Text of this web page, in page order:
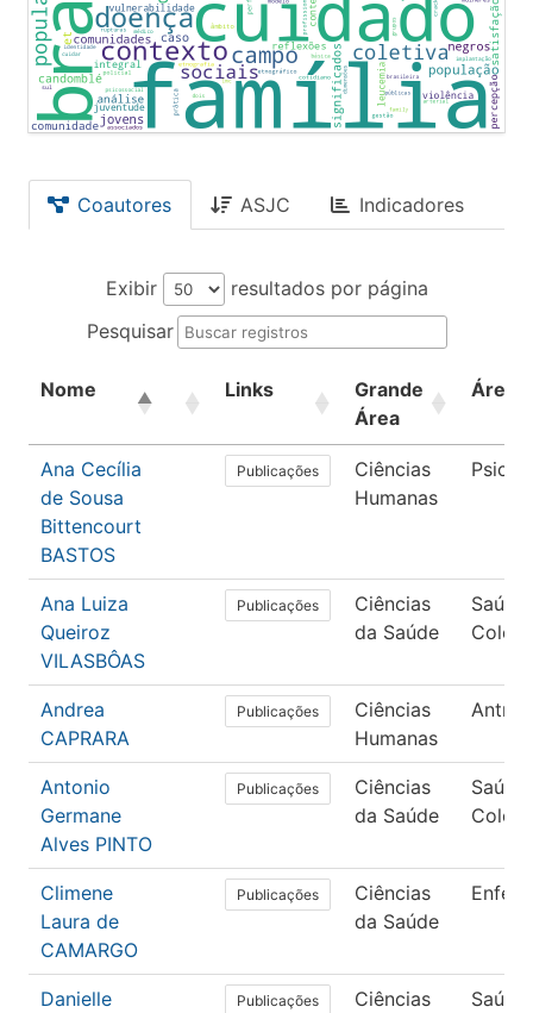
Coautores ASJC Indicadores
Exibir
resultados por página
Pesquisar
Nome Links
Grande
Área
Área
Ana Cecília
de Sousa
Bittencourt
BASTOS
Publicações
Ciências
Humanas
Ana Luiza
Queiroz
VILASBÔAS
Publicações
Ciências
da Saúde
Saúde
Andrea
CAPRARA
Publicações
Ciências
Humanas
Antonio
Germane
Alves PINTO
Publicações
Ciências
da Saúde
Saúde
Climene
Laura de
CAMARGO
Publicações
Ciências
da Saúde
Danielle Publicações Ciências Saúde